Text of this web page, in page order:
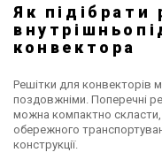
Чехія
Внутрішньопідлогови
й конвектор Boki
вентилятором)
Ціна за запитом
Купити
QK
Як підібрати
конвектора
Решітки для конвекторів
поздовжніми. Поперечні
можна компактно
обережного
конструкції.